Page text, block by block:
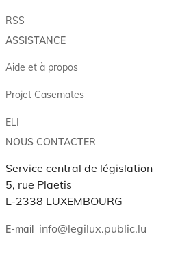
RSS
ASSISTANCE
Aide et à propos
Projet Casemates
ELI
NOUS CONTACTER
Service central de législation
5, rue Plaetis
L-2338 LUXEMBOURG
E-mail info@legilux.public.lu